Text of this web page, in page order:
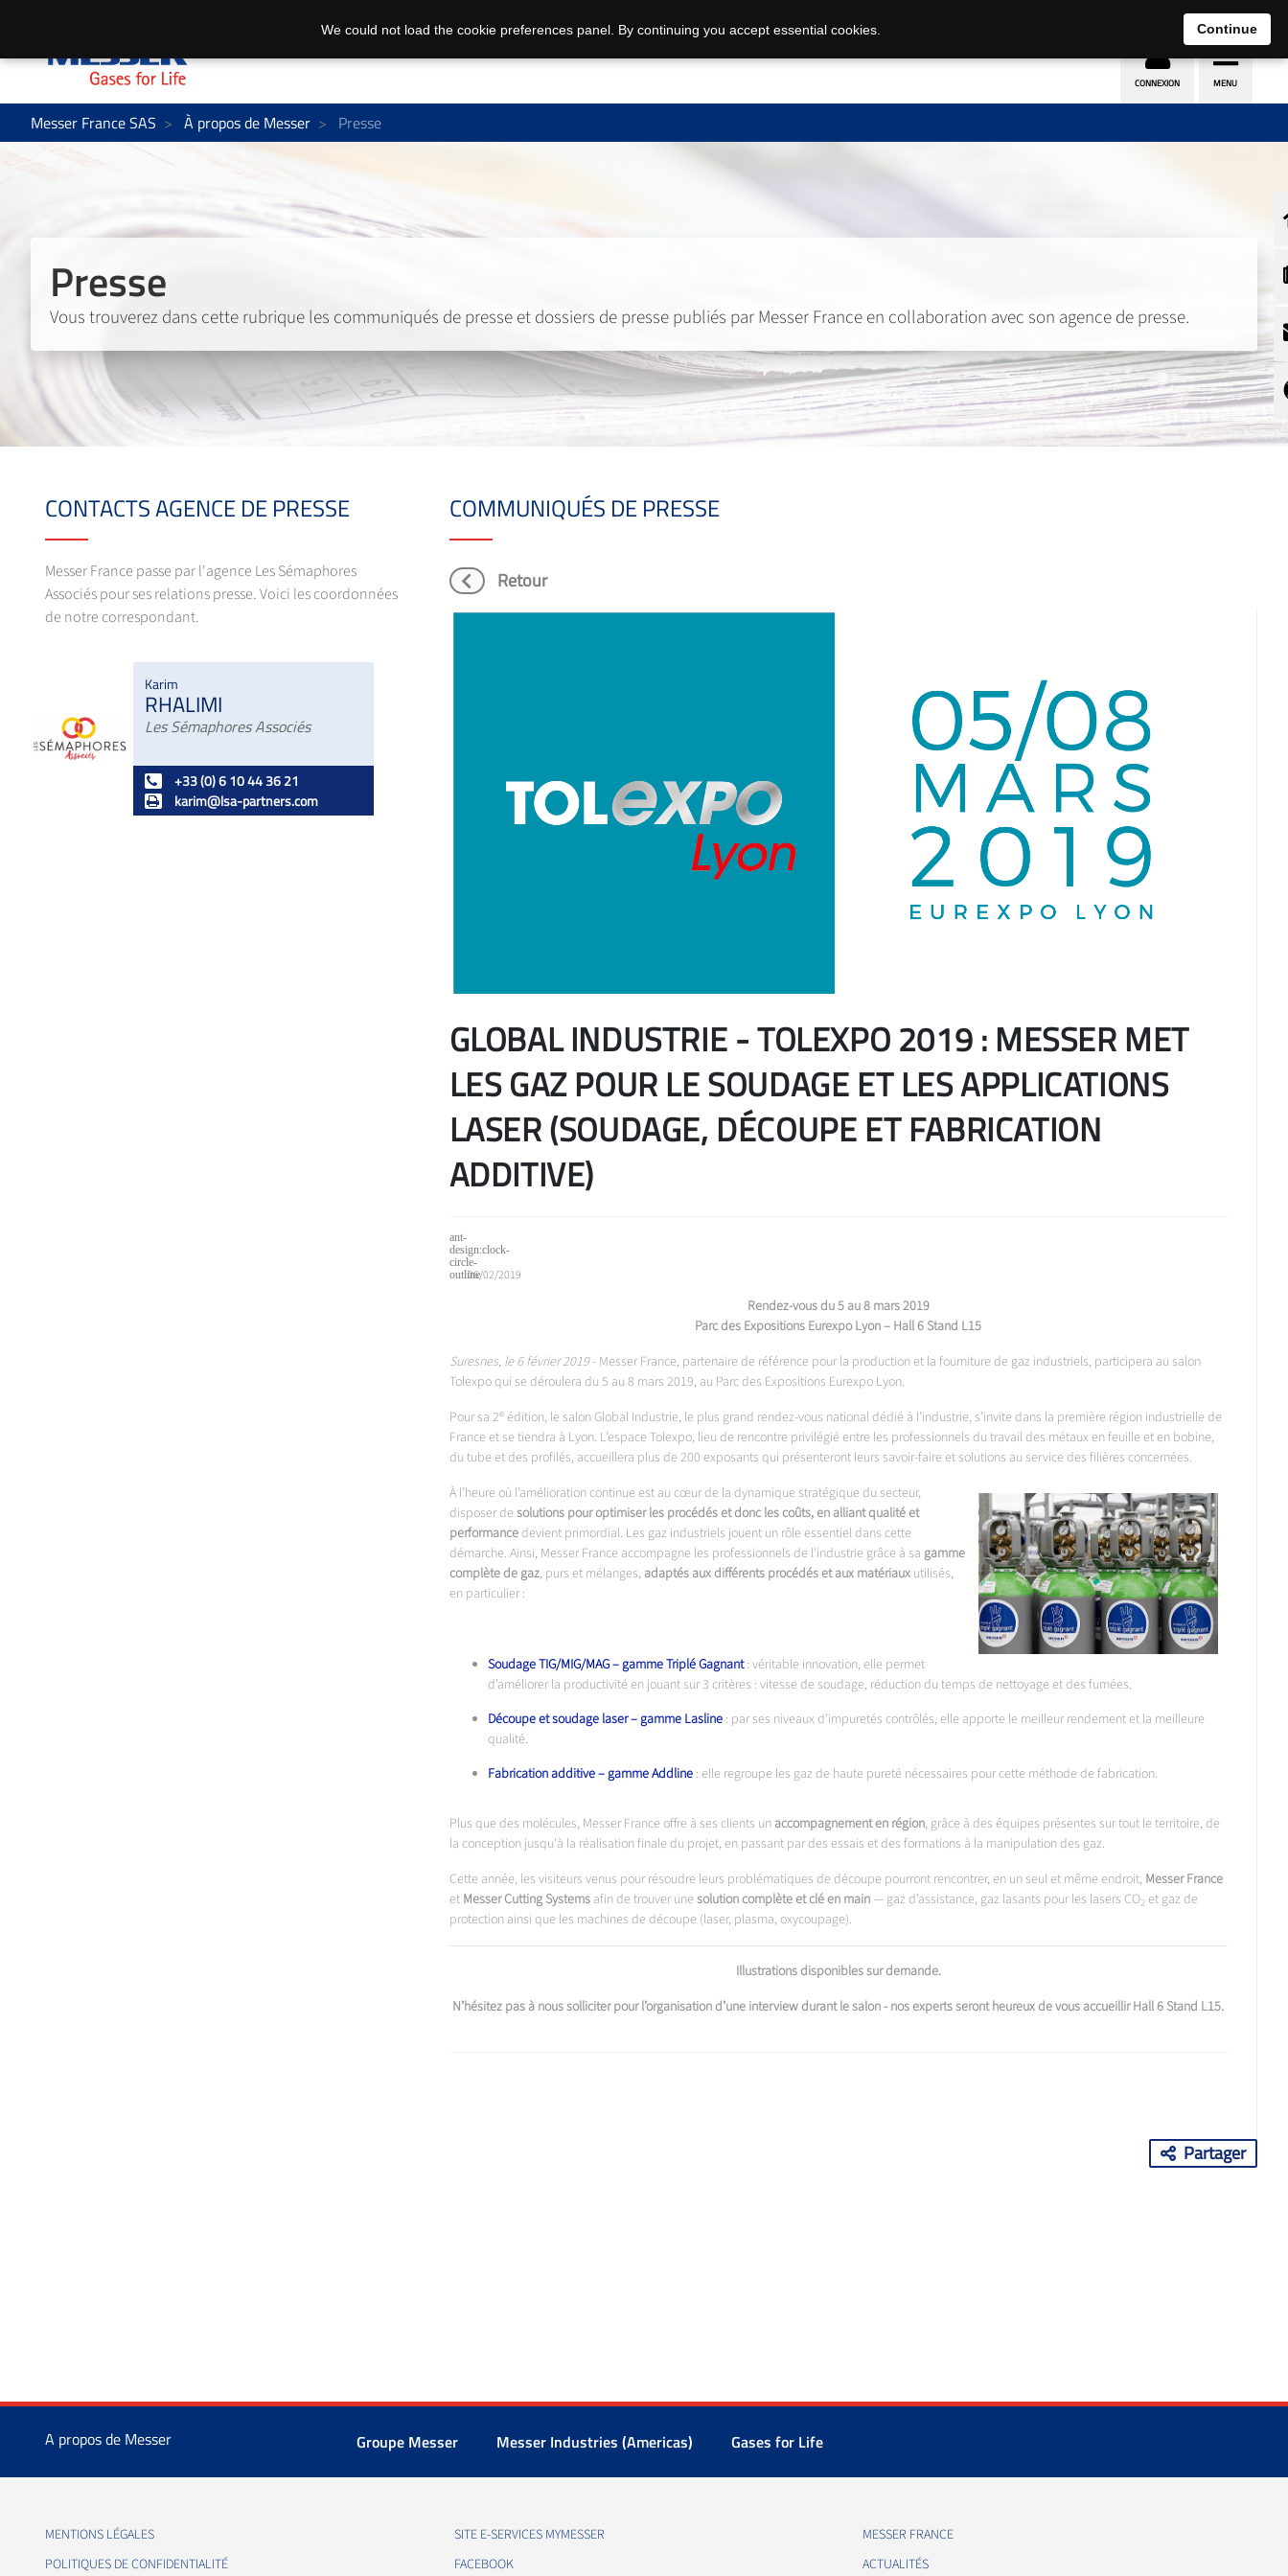
Messer France SAS À propos de Messer Presse
Presse
Vous trouverez dans cette rubrique les communiqués de presse et dossiers de presse publiés par Messer France en collaboration avec son agence de presse.
CONTACTS AGENCE DE PRESSE
Messer France passe par l'agence Les Sémaphores
Associés pour ses relations presse. Voici les coordonnées
de notre correspondant.
Karim
RHALIMI
Les Sémaphores Associés
+33 (0) 6 10 44 36 21
karim@lsa-partners.com
COMMUNIQUÉS DE PRESSE
Retour
GLOBAL INDUSTRIE - TOLEXPO 2019 : MESSER MET
LES GAZ POUR LE SOUDAGE ET LES APPLICATIONS
LASER (SOUDAGE, DÉCOUPE ET FABRICATION
ADDITIVE)
06/02/2019
Rendez-vous du 5 au 8 mars 2019
Parc des Expositions Eurexpo Lyon – Hall 6 Stand L15
Suresnes, le 6 février 2019- Messer France, partenaire de référence pour la production et la fourniture de gaz industriels, participera au salon
Tolexpo qui se déroulera du 5 au 8 mars 2019, au Parc des Expositions Eurexpo Lyon.
Pour sa 2eédition, le salon Global Industrie, le plus grand rendez-vous national dédié à l’industrie, s’invite dans la première région industrielle de
France et se tiendra à Lyon. L’espace Tolexpo, lieu de rencontre privilégié entre les professionnels du travail des métaux en feuille et en bobine,
du tube et des profilés, accueillera plus de 200 exposants qui présenteront leurs savoir-faire et solutions au service des filières concernées.
À l’heure où l’amélioration continue est au cœur de la dynamique stratégique du secteur,
disposer de solutions pour optimiser les procédés et donc les coûts, en alliant qualité et
performancedevient primordial. Les gaz industriels jouent un rôle essentiel dans cette
démarche. Ainsi, Messer France accompagne les professionnels de l’industrie grâce à sa gamme
complète de gaz, purs et mélanges, adaptés aux différents procédés et aux matériauxutilisés,
en particulier :
Soudage TIG/MIG/MAG – gamme Triplé Gagnant: véritable innovation, elle permet
d’améliorer la productivité en jouant sur 3 critères : vitesse de soudage, réduction du temps de nettoyage et des fumées.
Découpe et soudage laser – gamme Lasline: par ses niveaux d’impuretés contrôlés, elle apporte le meilleur rendement et la meilleure
qualité.
Fabrication additive – gamme Addline: elle regroupe les gaz de haute pureté nécessaires pour cette méthode de fabrication.
Plus que des molécules, Messer France offre à ses clients un accompagnement en région, grâce à des équipes présentes sur tout le territoire, de
la conception jusqu'à la réalisation finale du projet, en passant par des essais et des formations à la manipulation des gaz.
Cette année, les visiteurs venus pour résoudre leurs problématiques de découpe pourront rencontrer, en un seul et même endroit, Messer France
et Messer Cutting Systemsafin de trouver une solution complète et clé en main— gaz d’assistance, gaz lasants pour les lasers CO2 et gaz de
protection ainsi que les machines de découpe (laser, plasma, oxycoupage).
Illustrations disponibles sur demande.
N’hésitez pas à nous solliciter pour l’organisation d’une interview durant le salon - nos experts seront heureux de vous accueillir Hall 6 Stand L15.
Partager
A propos de Messer Groupe Messer Messer Industries (Americas) Gases for Life
MENTIONS LÉGALES
POLITIQUES DE CONFIDENTIALITÉ
SITE E-SERVICES MYMESSER
FACEBOOK
MESSER FRANCE
ACTUALITÉS
We could not load the cookie preferences panel. By continuing you accept essential cookies. Continue